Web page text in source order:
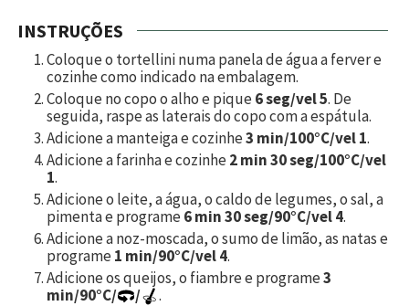
INSTRUÇÕES
Coloque o tortellini numa panela de água a ferver e
cozinhe como indicado na embalagem.
Coloque no copo o alho e pique6 seg/vel 5. De
seguida, raspe as laterais do copo com a espátula.
Adicione a manteiga e cozinhe3 min/100°C/vel 1.
Adicione a farinha e cozinhe2 min 30 seg/100°C/vel
1.
Adicione o leite, a água, o caldo de legumes, o sal, a
pimenta e programe6 min 30 seg/90°C/vel 4.
Adicione a noz-moscada, o sumo de limão, as natas e
programe1 min/90°C/vel 4.
Adicione os queijos, o fiambre e programe3
min/90°C/
/
.